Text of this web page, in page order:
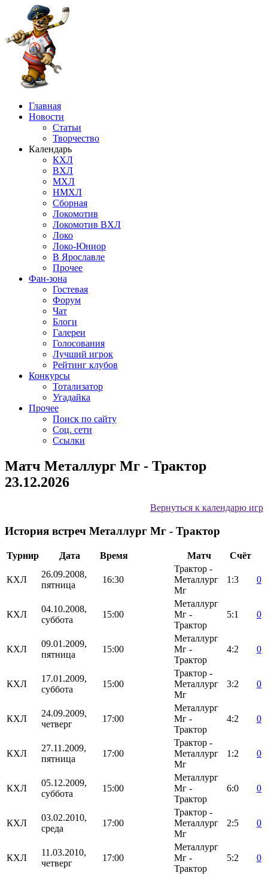
Главная
Новости
Статьи
Творчество
Календарь
КХЛ
ВХЛ
МХЛ
НМХЛ
Сборная
Локомотив
Локомотив ВХЛ
Локо
Локо-Юниор
В Ярославле
Прочее
Фан-зона
Гостевая
Форум
Чат
Блоги
Галереи
Голосования
Лучший игрок
Рейтинг клубов
Конкурсы
Тотализатор
Угадайка
Прочее
Поиск по сайту
Соц. сети
Ссылки
Матч Металлург Мг - Трактор
23.12.2026
Вернуться к календарю игр
История встреч Металлург Мг - Трактор
Турнир Дата Время Матч Счёт
КХЛ
26.09.2008,
пятница
16:30
Трактор -
Металлург
Мг
1:3 0
КХЛ
04.10.2008,
суббота
15:00
Металлург
Мг -
Трактор
5:1 0
КХЛ
09.01.2009,
пятница
15:00
Металлург
Мг -
Трактор
4:2 0
КХЛ
17.01.2009,
суббота
15:00
Трактор -
Металлург
Мг
3:2 0
КХЛ
24.09.2009,
четверг
17:00
Металлург
Мг -
Трактор
4:2 0
КХЛ
27.11.2009,
пятница
17:00
Трактор -
Металлург
Мг
1:2 0
КХЛ
05.12.2009,
суббота
15:00
Металлург
Мг -
Трактор
6:0 0
КХЛ
03.02.2010,
среда
17:00
Трактор -
Металлург
Мг
2:5 0
КХЛ
11.03.2010,
четверг
17:00
Металлург
Мг -
Трактор
5:2 0